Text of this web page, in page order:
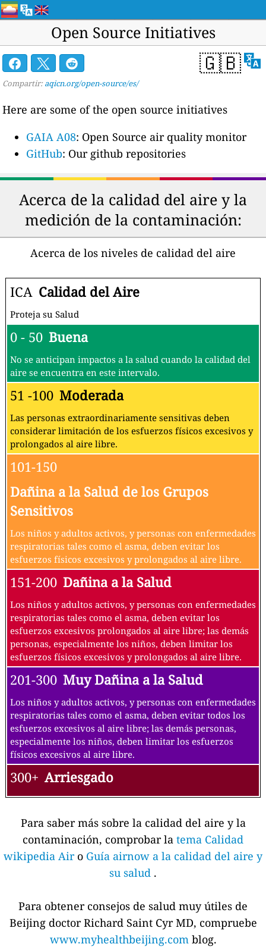
Open Source Initiatives
🇬🇧
Compartir: aqicn.org/open-source/es/
Here are some of the open source initiatives
GAIA A08: Open Source air quality monitor
GitHub: Our github repositories
Acerca de la calidad del aire y la
medición de la contaminación:
Acerca de los niveles de calidad del aire
ICA Calidad del Aire
Proteja su Salud
0 - 50 Buena
No se anticipan impactos a la salud cuando la calidad del
aire se encuentra en este intervalo.
51 -100 Moderada
Las personas extraordinariamente sensitivas deben
considerar limitación de los esfuerzos físicos excesivos y
prolongados al aire libre.
101-150
Dañina a la Salud de los Grupos
Sensitivos
Los niños y adultos activos, y personas con enfermedades
respiratorias tales como el asma, deben evitar los
esfuerzos físicos excesivos y prolongados al aire libre.
151-200 Dañina a la Salud
Los niños y adultos activos, y personas con enfermedades
respiratorias tales como el asma, deben evitar los
esfuerzos excesivos prolongados al aire libre; las demás
personas, especialmente los niños, deben limitar los
esfuerzos físicos excesivos y prolongados al aire libre.
201-300 Muy Dañina a la Salud
Los niños y adultos activos, y personas con enfermedades
respiratorias tales como el asma, deben evitar todos los
esfuerzos excesivos al aire libre; las demás personas,
especialmente los niños, deben limitar los esfuerzos
físicos excesivos al aire libre.
300+ Arriesgado
Para saber más sobre la calidad del aire y la
contaminación, comprobar la tema Calidad
wikipedia Air o Guía airnow a la calidad del aire y
su salud .
Para obtener consejos de salud muy útiles de
Beijing doctor Richard Saint Cyr MD, compruebe
www.myhealthbeijing.com blog.